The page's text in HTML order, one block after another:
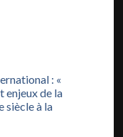
: «
enjeux de la
siècle à la